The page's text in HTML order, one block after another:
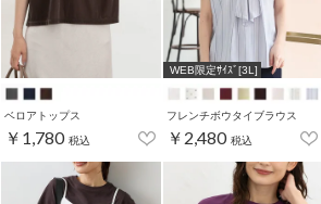
ベロアトップス
￥1,780 税込
WEB限定ｻｲｽﾞ[3L]
フレンチボウタイブラウス
￥2,480 税込